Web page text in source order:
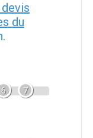
du
6 7